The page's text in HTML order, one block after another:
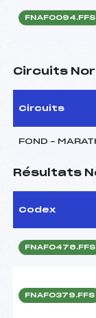
FNAF0094.FFS
Circuits
Circuits
FOND –
Résultats
Codex
FNAF0476.FFS
FNAF0379.FFS